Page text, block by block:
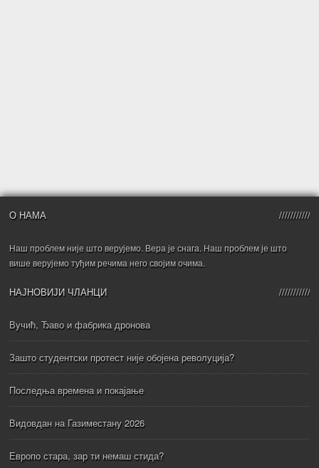
О НАМА
Наш проблем није што верујемо. Вера је снага. Наш проблем је што
више верујемо туђим речима него својим очима.
НАЈНОВИЈИ ЧЛАНЦИ
Вучић, Ђаво и фабрика дронова
Зашто студентски протест није обојена револуција?
Последња времена и покајање
Видовдан на Газиместану 2026
Европо стара, зар ти немаш стида?